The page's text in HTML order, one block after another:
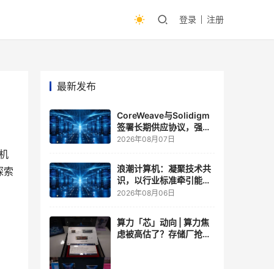
登录 注册
索
最新发布
CoreWeave与Solidigm
签署长期供应协议，强化
一体化人工智能云平台
2026年08月07日
浪潮计算机：凝聚技术共
识，以行业标准牵引能力
跃升
2026年08月06日
算力「芯」动向 | 算力焦
虑被高估了？存储厂抢了